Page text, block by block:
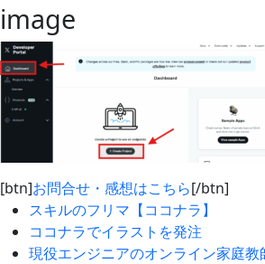
image
[btn]お問合せ・感想はこちら[/btn]
スキルのフリマ【ココナラ】
ココナラでイラストを発注
現役エンジニアのオンライン家庭